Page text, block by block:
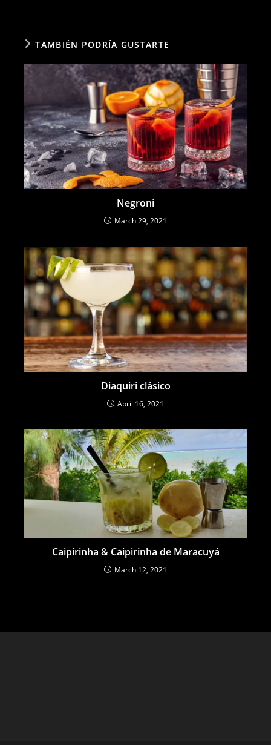
TAMBIÉN PODRÍA GUSTARTE
Negroni
March 29, 2021
Diaquiri clásico
April 16, 2021
Caipirinha & Caipirinha de Maracuyá
March 12, 2021